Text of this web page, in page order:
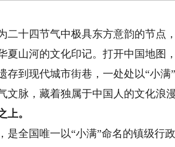
十四节气中极具东方意韵的节点
夏山河的文化印记。打开中国地图
存到现代城市街巷，一处处以“小
文脉，藏着独属于中国人的文化浪
上。
全国唯一以“小满”命名的镇级行政